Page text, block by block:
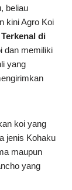
beliau
kini Agro Koi
di
dan memiliki
yang
koi yang
jenis Kohaku
maupun
yang